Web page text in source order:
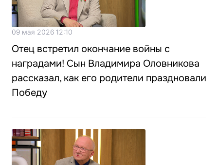
09 мая 2026 12:10
Отец встретил окончание войны с
наградами! Сын Владимира Оловникова
рассказал, как его родители праздновали
Победу